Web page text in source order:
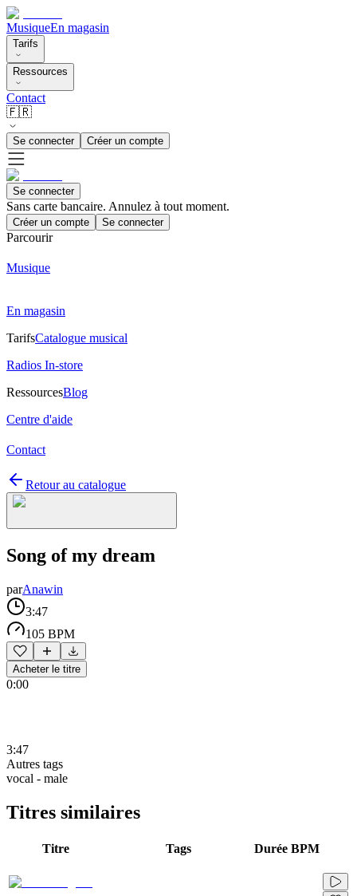
MusiqueEn magasin
Tarifs
Ressources
Contact
🇫🇷
Se connecter Créer un compte
Se connecter
Sans carte bancaire. Annulez à tout moment.
Créer un compte Se connecter
Parcourir
Musique
En magasin
TarifsCatalogue musical
Radios In-store
RessourcesBlog
Centre d'aide
Contact
Retour au catalogue
Song of my dream
parAnawin
3:47
105 BPM
Acheter le titre
0:00
3:47
Autres tags
vocal - male
Titres similaires
Titre Tags Durée BPM